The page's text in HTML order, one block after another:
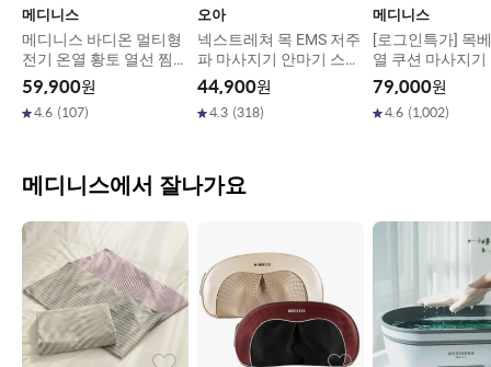
메디니스
메디니스 바디온 멀티형
전기 온열 황토 열선 찜질
기 3종
59,900원
4.6 (107)
오아
넥스트레쳐 목 EMS 저주
파 마사지기 안마기 스트
레칭 기구
44,900원
4.3 (318)
메디니스
[로그인특가] 목
열 쿠션 마사지기
버블쿠션 (레드,
이트,블랙)
79,000원
4.6 (1,002)
메디니스에서 잘나가요